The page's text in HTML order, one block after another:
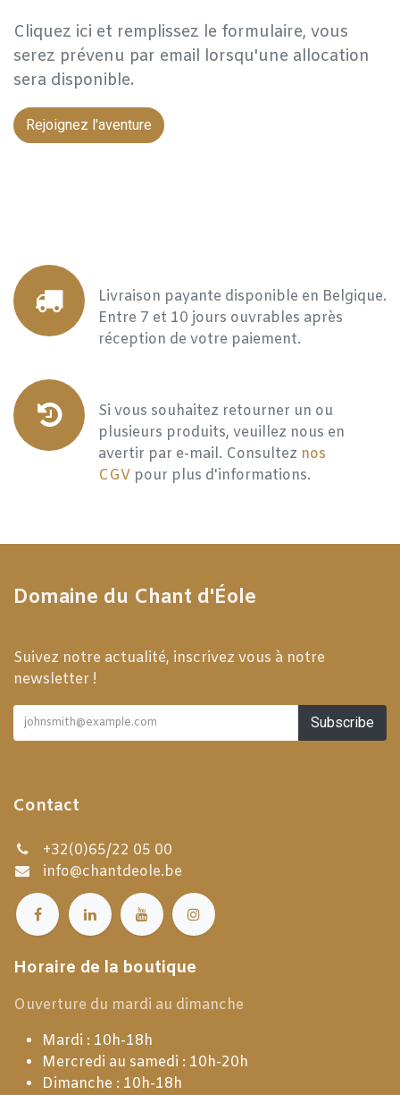
Cliquez ici et remplissez le formulaire, vous
serez prévenu par email lorsqu'une allocation
sera disponible.
Rejoignez l'aventure
Livraison payante disponible en Belgique.
Entre 7 et 10 jours ouvrables après
réception de votre paiement.
Si vous souhaitez retourner un ou
plusieurs produits, veuillez nous en
avertir par e-mail. Consultez nos
CGV pour plus d'informations.
Domaine du Chant d'Éole
Suivez notre actualité, inscrivez vous à notre
newsletter !
Subscribe
Contact
+32(0)65/22 05 00
info@chantdeole.be
Horaire de la boutique
Ouverture du mardi au dimanche
Mardi : 10h-18h
Mercredi au samedi : 10h-20h
Dimanche : 10h-18h